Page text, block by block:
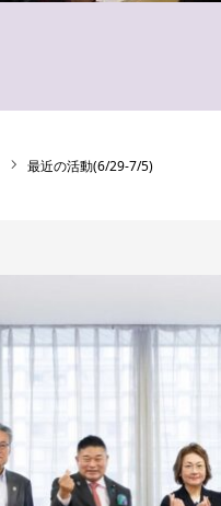
最近の活動(6/29-7/5)